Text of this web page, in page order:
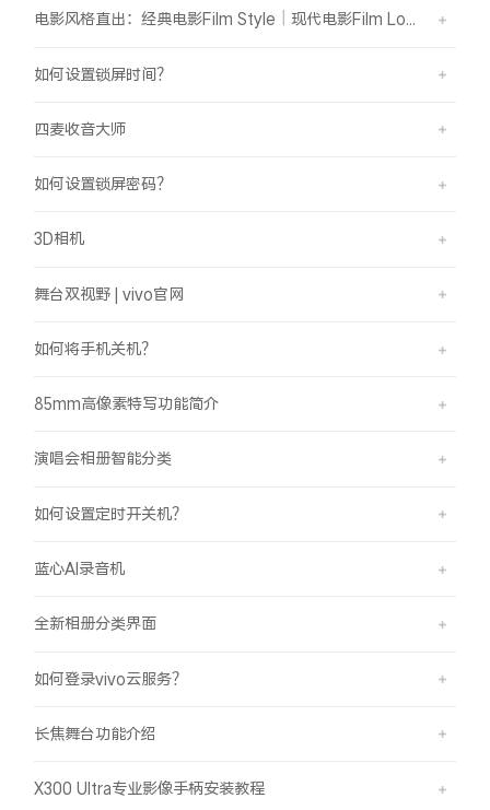
电影风格直出：经典电影Film Style｜现代电影Film Look
如何设置锁屏时间？
四麦收音大师
如何设置锁屏密码？
3D相机
舞台双视野 | vivo官网
如何将手机关机？
85mm高像素特写功能简介
演唱会相册智能分类
如何设置定时开关机？
蓝心AI录音机
全新相册分类界面
如何登录vivo云服务？
长焦舞台功能介绍
X300 Ultra专业影像手柄安装教程